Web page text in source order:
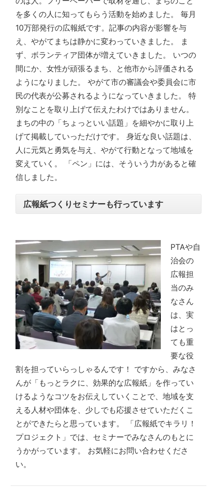
を多くの人に知ってもらう活動を始めました。 毎月
10万部発行の広報紙です。記事の内容が影響を与
え、やがてまちは静かに変わっていきました。 ま
ず、ボランティア団体が増えていきました。 いつの
間にか、女性が頑張るまち、と他市から評価される
ようになりました。 やがて市の審議会や委員会に市
民の代表が公募されるようになっていきました。 特
別なことを取り上げて伝えたわけではありません。
まちの中の「ちょっといい話題」を細やかに取り上
げて掲載していっただけです。 身近な良い話題は、
人に元気と勇気を与え、やがて行動となって地域を
変えていく。 「ペン」には、そういう力があると確
信しました。
広報紙つくりセミナーも行っています
PTAや自
治会の
広報担
当のみ
なさん
は、実
はとっ
ても重
要な役
割を担っていらっしゃるんです！ ですから、みなさ
んが「もっとラクに、効果的な広報紙」を作ってい
けるようなコツをお伝えしていくことで、地域を支
える人材や団体を、少しでも応援させていただくこ
とができたらと思っています。 「広報紙でキラリ！
プロジェクト」では、セミナーでみなさんのもとに
うかがっています。 お気軽にお問い合わせくださ
い。